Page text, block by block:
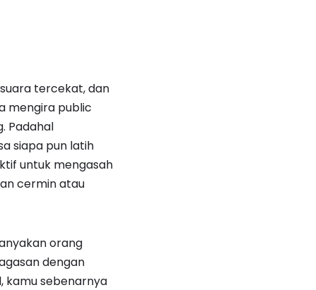
tercekat, dan
mengira public
Padahal
siapa pun latih
untuk mengasah
cermin atau
orang
dengan
kamu sebenarnya